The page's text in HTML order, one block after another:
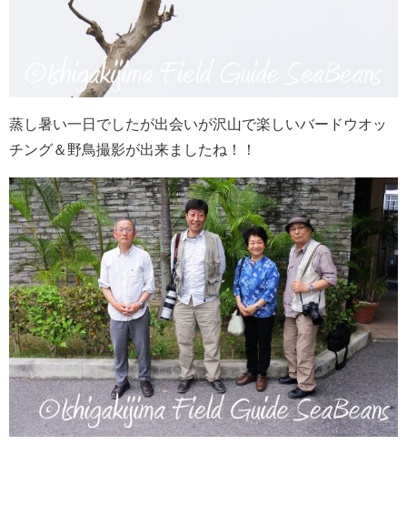
蒸し暑い一日でしたが出会いが沢山で楽しいバードウオッ
チング＆野鳥撮影が出来ましたね！！